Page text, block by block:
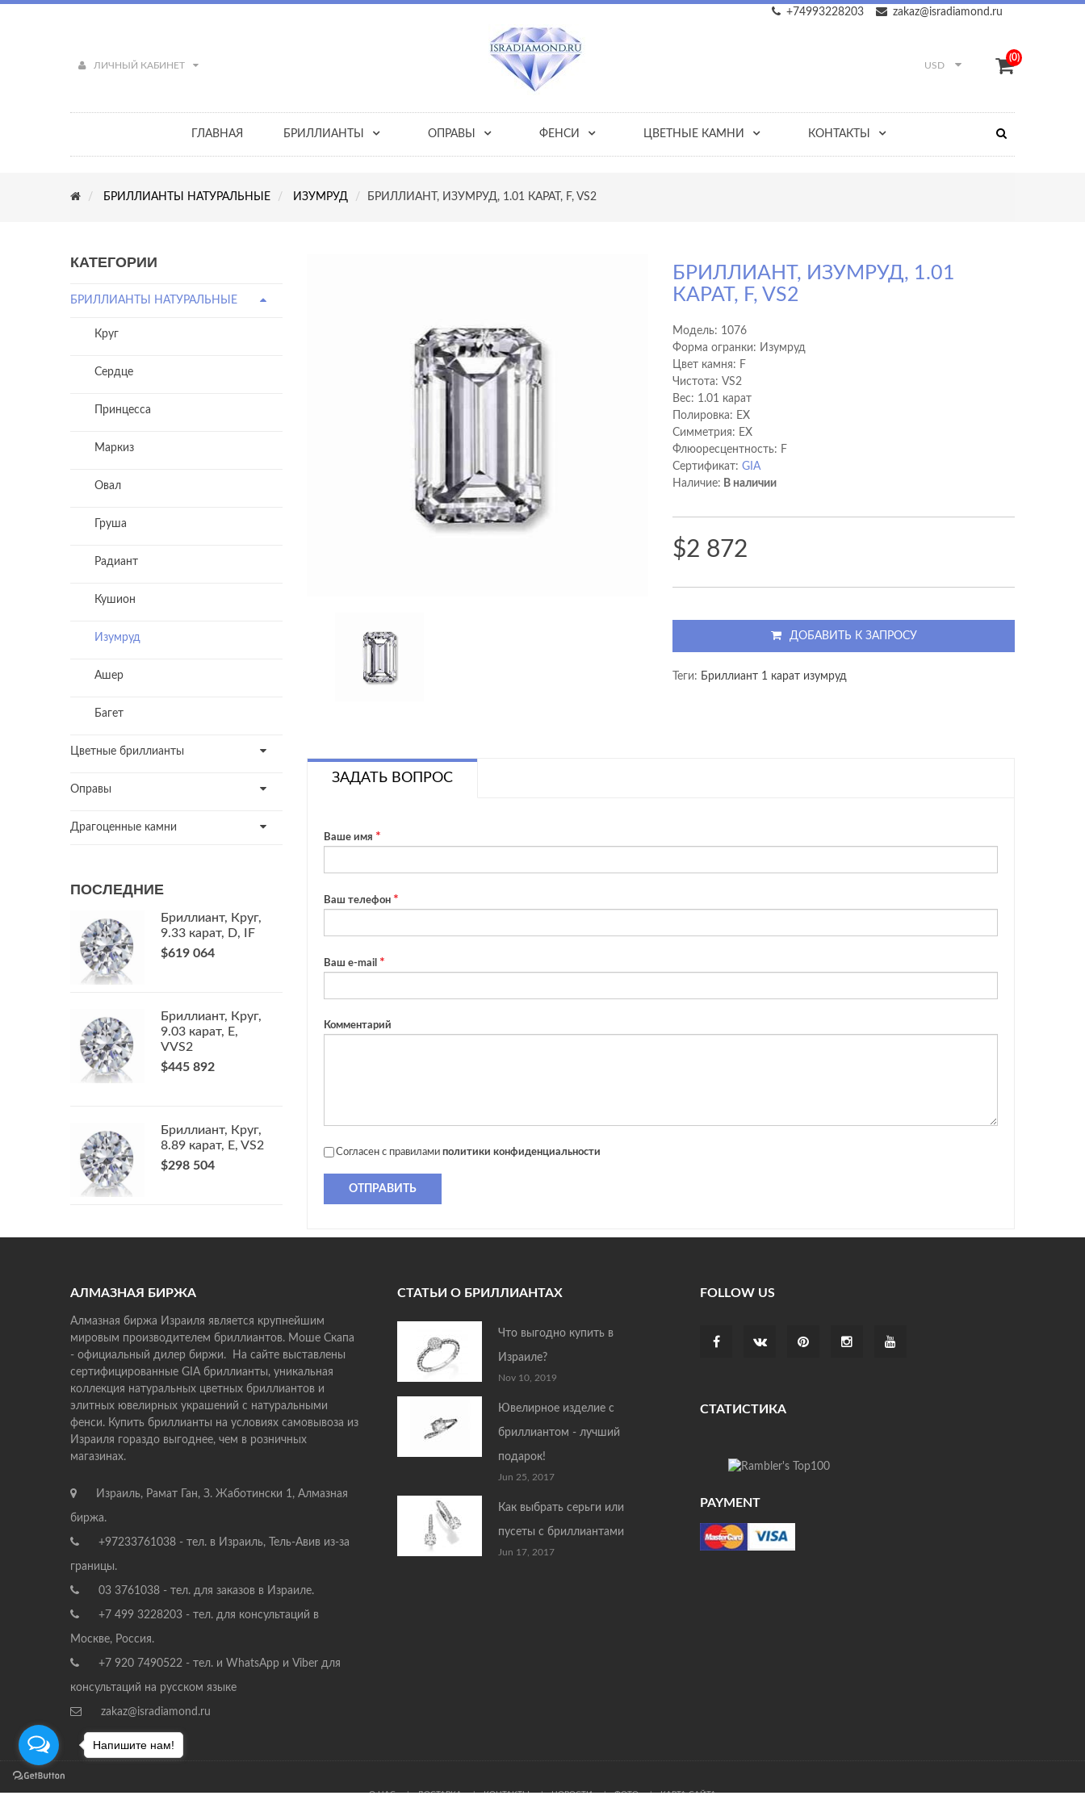
zakaz@isradiamond.ru
+74993228203
ЛИЧНЫЙ КАБИНЕТ USD
(0)
ГЛАВНАЯ БРИЛЛИАНТЫ ОПРАВЫ ФЕНСИ ЦВЕТНЫЕ КАМНИ КОНТАКТЫ
БРИЛЛИАНТЫ НАТУРАЛЬНЫЕ ИЗУМРУД БРИЛЛИАНТ, ИЗУМРУД, 1.01 КАРАТ, F, VS2
КАТЕГОРИИ
БРИЛЛИАНТЫ НАТУРАЛЬНЫЕ
Круг
Сердце
Принцесса
Маркиз
Овал
Груша
Радиант
Кушион
Изумруд
Ашер
Багет
Цветные бриллианты
Оправы
Драгоценные камни
ПОСЛЕДНИЕ
Бриллиант, Круг,
9.33 карат, D, IF
$619 064
Бриллиант, Круг,
9.03 карат, E,
VVS2
$445 892
Бриллиант, Круг,
8.89 карат, E, VS2
$298 504
БРИЛЛИАНТ, ИЗУМРУД, 1.01
КАРАТ, F, VS2
Модель: 1076
Форма огранки: Изумруд
Цвет камня: F
Чистота: VS2
Вес: 1.01 карат
Полировка: EX
Cимметрия: EX
Флюоресцентность: F
Сертификат:GIA
Наличие: В наличии
$2 872
ДОБАВИТЬ К ЗАПРОСУ
Теги: Бриллиант 1 карат изумруд
ЗАДАТЬ ВОПРОС
Ваше имя
Ваш телефон
Ваш e-mail
Комментарий
Согласен с правилами политики конфиденциальности
ОТПРАВИТЬ
АЛМАЗНАЯ БИРЖА
Алмазная биржа Израиля является крупнейшим
мировым производителем бриллиантов. Моше Скапа
- официальный дилер биржи. На сайте выставлены
сертифицированные GIA бриллианты, уникальная
коллекция натуральных цветных бриллиантов и
элитных ювелирных украшений с натуральными
фенси. Купить бриллианты на условиях самовывоза из
Израиля гораздо выгоднее, чем в розничных
магазинах.
Израиль, Рамат Ган, З. Жаботински 1, Алмазная
биржа.
+97233761038 - тел. в Израиль, Тель-Авив из-за
границы.
03 3761038 - тел. для заказов в Израиле.
+7 499 3228203 - тел. для консультаций в
Москве, Россия.
+7 920 7490522 - тел. и WhatsApp и Viber для
консультаций на русском языке
zakaz@isradiamond.ru
СТАТЬИ О БРИЛЛИАНТАХ
Что выгодно купить в
Израиле?
Nov 10, 2019
Ювелирное изделие с
бриллиантом - лучший
подарок!
Jun 25, 2017
Как выбрать серьги или
пусеты с бриллиантами
Jun 17, 2017
FOLLOW US
СТАТИСТИКА
PAYMENT
О НАС ДОСТАВКА КОНТАКТЫ НОВОСТИ ФОТО КАРТА САЙТА
Напишите нам!